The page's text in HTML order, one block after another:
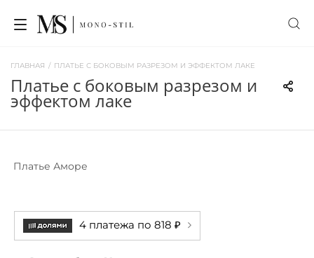
ГЛАВНАЯ / ПЛАТЬЕ С БОКОВЫМ РАЗРЕЗОМ И ЭФФЕКТОМ ЛАКЕ
платье с боковым разрезом и
эффектом лаке
Платье Аморе
4 платежа по 818 ₽